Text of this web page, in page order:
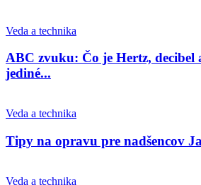
Veda a technika
ABC zvuku: Čo je Hertz, decibel
jediné...
Veda a technika
Tipy na opravu pre nadšencov
Veda a technika